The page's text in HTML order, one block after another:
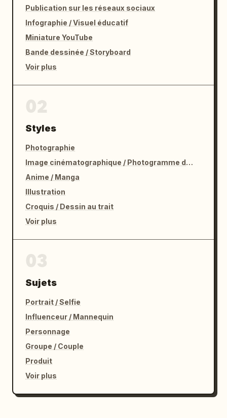
Publication sur les réseaux sociaux
Infographie / Visuel éducatif
Miniature YouTube
Bande dessinée / Storyboard
Voir plus
Styles
Photographie
Image cinématographique / Photogramme de film
Anime / Manga
Illustration
Croquis / Dessin au trait
Voir plus
Sujets
Portrait / Selfie
Influenceur / Mannequin
Personnage
Groupe / Couple
Produit
Voir plus